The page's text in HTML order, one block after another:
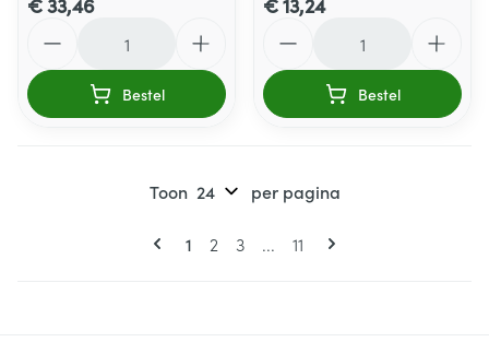
Bestel Bestel
Pagina's
U lees momenteel pagina
1 Pagina
2 Pagina
3 ... Pagina
11
Toon per pagina